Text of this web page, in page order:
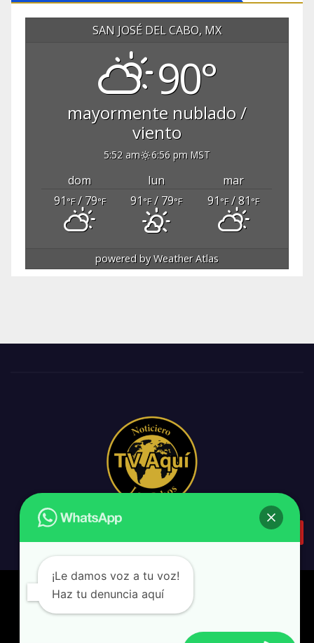
SAN JOSÉ DEL CABO, MX
90°
mayormente nublado /
viento
5:52 am 6:56 pm MST
dom lun
mar
91°F/ 79°F 91°F/ 79°F 91°F/ 81°F
powered byWeather Atlas
backpack & design|Tv Aquí Los Cabos
Amparo Gobierno del Estado
¡Le damos voz a tu voz!
Haz tu denuncia aquí